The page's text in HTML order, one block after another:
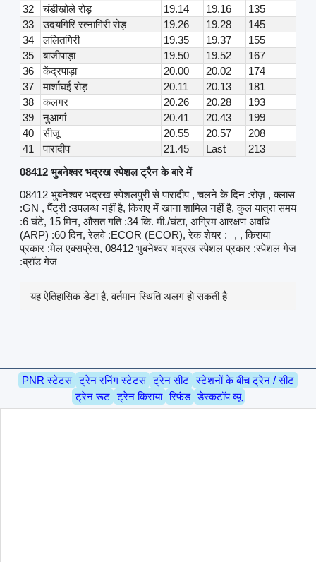
32
चंडीखोले रोड़ 19.14 19.16
135
33
उदयगिरि रत्नागिरी रोड़ 19.26 19.28
145
34
ललितगिरी 19.35 19.37
155
35
बाजीपाड़ा 19.50 19.52
167
36
केंद्रपाड़ा 20.00 20.02
174
37
मार्शाघई रोड़ 20.11 20.13
181
38
कलगर 20.26 20.28
193
39
नुआगां 20.41 20.43
199
40
सीजू 20.55 20.57
208
41
पारादीप 21.45 Last
213
08412 भुबनेश्वर भद्रख स्पेशल ट्रैन के बारे में
08412 भुबनेश्वर भद्रख स्पेशलपुरी से पारादीप , चलने के दिन :रोज़ , क्लास
:GN , पैंट्री :उपलब्ध नहीं है, किराए में खाना शामिल नहीं है, कुल यात्रा समय
:6 घंटे, 15 मिन, औसत गति :34 कि. मी./घंटा, अग्रिम आरक्षण अवधि
(ARP) :60 दिन, रेलवे :ECOR (ECOR), रेक शेयर :
, , किराया
प्रकार :मेल एक्सप्रेस, 08412 भुबनेश्वर भद्रख स्पेशल प्रकार :स्पेशल गेज
:ब्रॉड गेज
यह ऐतिहासिक डेटा है, वर्तमान स्थिति अलग हो सकती है
PNR स्टेटस ट्रेन रनिंग स्टेटस ट्रेन सीट स्टेशनों के बीच ट्रेन / सीट
ट्रेन रूट ट्रेन किराया रिफंड डेस्कटॉप व्यू